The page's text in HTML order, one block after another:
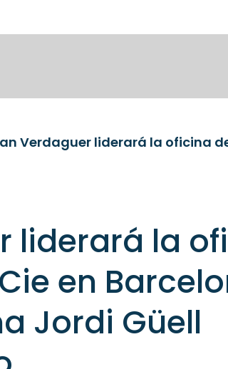
liderará la
en
Jordi Güell